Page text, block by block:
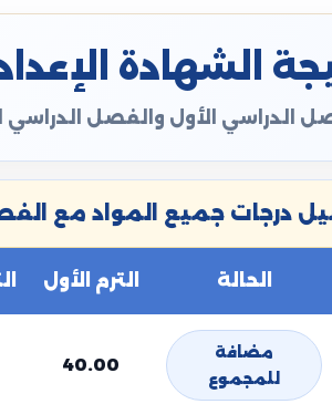
الشهادة
الدراسي الأول والفصل الدراسي
درجات جميع المواد مع
الحالة الترم الأول
مضافة
للمجموع
40.00